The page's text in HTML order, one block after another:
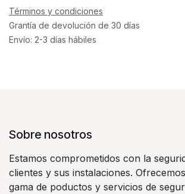
Términos y condiciones
Grantía de devolución de 30 días
Envío: 2-3 días hábiles
Sobre nosotros
Estamos comprometidos con la
clientes y sus instalaciones.
gama de poductos y servicios de